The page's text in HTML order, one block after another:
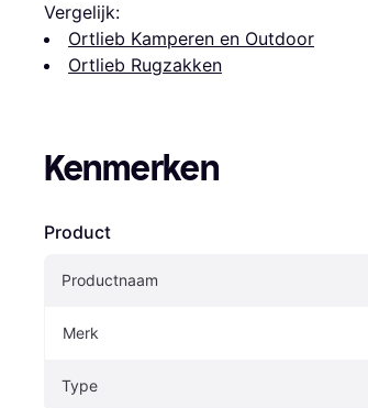
Vergelijk:
Ortlieb Kamperen en Outdoor
Ortlieb Rugzakken
Kenmerken
Product
Productnaam
Merk
Type